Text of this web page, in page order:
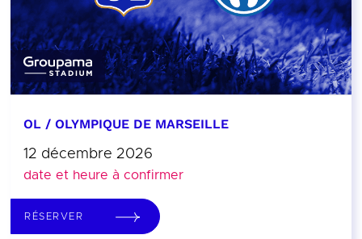
OL / OLYMPIQUE DE MARSEILLE
12 décembre 2026
date et heure à confirmer
RÉSERVER